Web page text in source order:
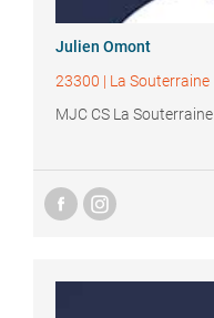
Julien Omont
23300 | La Souterraine
MJC CS La Souterraine